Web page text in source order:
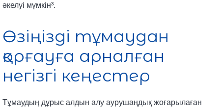
әкелуі мүмкін³.
Өзіңізді тұмаудан
қорғауға арналған
негізгі кеңестер
Тұмаудың дұрыс алдын алу аурушаңдық жоғарылаған